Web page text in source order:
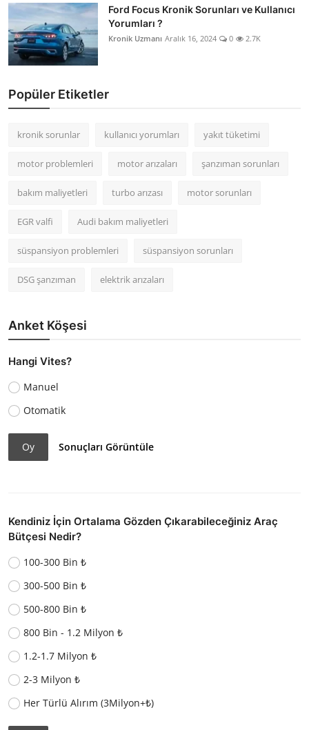
Ford Focus Kronik Sorunları ve Kullanıcı
Yorumları ?
Kronik Uzmanı Aralık 16, 2024 0 2.7K
Popüler Etiketler
kronik sorunlar kullanıcı yorumları yakıt tüketimi
motor problemleri motor arızaları şanzıman sorunları
bakım maliyetleri turbo arızası motor sorunları
EGR valfi Audi bakım maliyetleri
süspansiyon problemleri süspansiyon sorunları
DSG şanzıman elektrik arızaları
Anket Köşesi
Hangi Vites?
Manuel
Otomatik
Oy Sonuçları Görüntüle
Kendiniz İçin Ortalama Gözden Çıkarabileceğiniz Araç
Bütçesi Nedir?
100-300 Bin ₺
300-500 Bin ₺
500-800 Bin ₺
800 Bin - 1.2 Milyon ₺
1.2-1.7 Milyon ₺
2-3 Milyon ₺
Her Türlü Alırım (3Milyon+₺)